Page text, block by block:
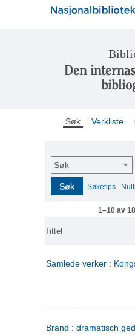
Den
Søk Verkliste
Søk
Søk Søketips
1–10 av
Tittel
Samlede verker :
Brand : dramatisch